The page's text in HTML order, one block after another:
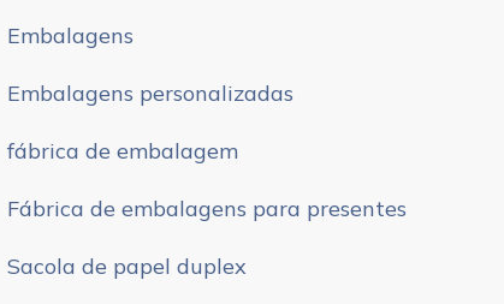
Embalagens
Embalagens personalizadas
fábrica de embalagem
Fábrica de embalagens para presentes
Sacola de papel duplex